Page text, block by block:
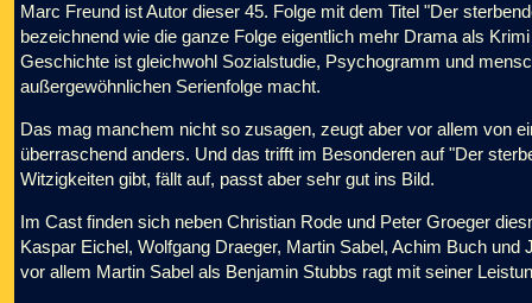
Marc Freund ist Autor dieser 45. Folge mit dem Titel "Der
bezeichnend wie die ganze Folge eigentlich mehr Drama als
Geschichte ist gleichwohl Sozialstudie, Psychogramm und
außergewöhnlichen Serienfolge macht.
Das mag manchem nicht so zusagen, zeugt aber vor allem von
überraschend anders. Und das trifft im Besonderen auf "Der
Witzigkeiten gibt, fällt auf, passt aber sehr gut ins Bild.
Im Cast finden sich neben Christian Rode und Peter Groeger
Kaspar Eichel, Wolfgang Draeger, Martin Sabel, Achim Buch
vor allem Martin Sabel als Benjamin Stubbs ragt mit seiner